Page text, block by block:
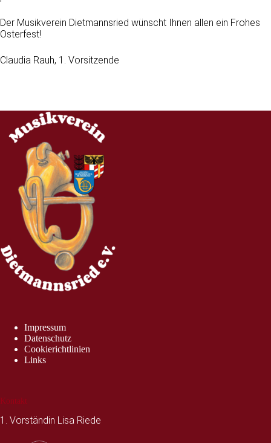
Der Musikverein Dietmannsried wünscht Ihnen allen ein Frohes
Osterfest!
Claudia Rauh, 1. Vorsitzende
Impressum
Datenschutz
Cookierichtlinien
Links
Kontakt
1. Vorständin Lisa Riede